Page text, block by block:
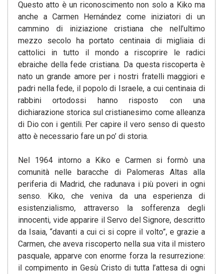
Questo atto è un riconoscimento non solo a Kiko ma
anche a Carmen Hernández come iniziatori di un
cammino di iniziazione cristiana che nell’ultimo
mezzo secolo ha portato centinaia di migliaia di
cattolici in tutto il mondo a riscoprire le radici
ebraiche della fede cristiana. Da questa riscoperta è
nato un grande amore per i nostri fratelli maggiori e
padri nella fede, il popolo di Israele, a cui centinaia di
rabbini ortodossi hanno risposto con una
dichiarazione storica sul cristianesimo come alleanza
di Dio con i gentili. Per capire il vero senso di questo
atto è necessario fare un po’ di storia.
Nel 1964 intorno a Kiko e Carmen si formò una
comunità nelle baracche di Palomeras Altas alla
periferia di Madrid, che radunava i più poveri in ogni
senso. Kiko, che veniva da una esperienza di
esistenzialismo, attraverso la sofferenza degli
innocenti, vide apparire il Servo del Signore, descritto
da Isaia, “davanti a cui ci si copre il volto”, e grazie a
Carmen, che aveva riscoperto nella sua vita il mistero
pasquale, apparve con enorme forza la resurrezione:
il compimento in Gesù Cristo di tutta l’attesa di ogni